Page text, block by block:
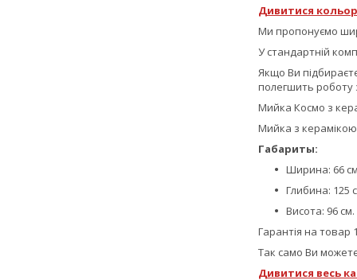
Дивитися
Ми пропонуємо
У стандартній
Якщо Ви
полегшить роботу
Мийка Космо з
Мийка з керамікою
Габариты:
Ширина: 66
Глибина: 125
Висота: 96 см.
Гарантія на товар
Так само Ви
Дивитися весь